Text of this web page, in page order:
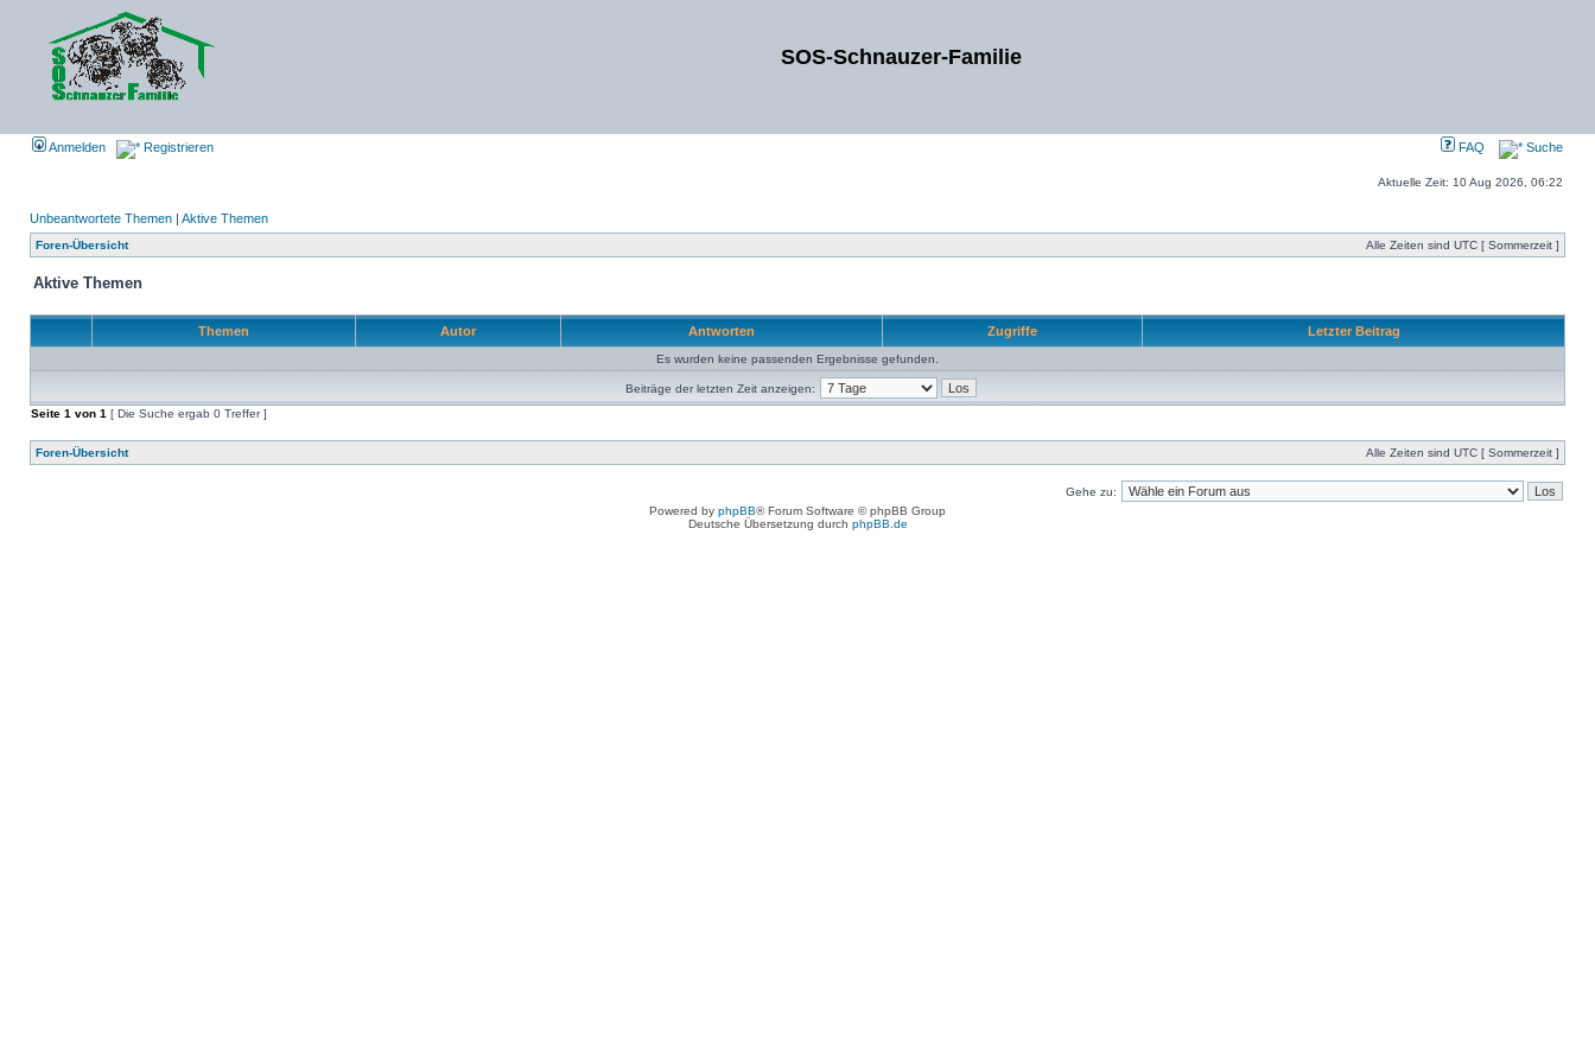
SOS-Schnauzer-Familie
Anmelden Registrieren FAQ Suche
Aktuelle Zeit: 10 Aug 2026, 06:22
Unbeantwortete Themen | Aktive Themen
Foren-Übersicht Alle Zeiten sind UTC [ Sommerzeit ]
Aktive Themen
Themen Autor Antworten Zugriffe Letzter Beitrag
Es wurden keine passenden Ergebnisse gefunden.
Beiträge der letzten Zeit anzeigen:
Seite 1 von 1 [ Die Suche ergab 0 Treffer ]
Foren-Übersicht Alle Zeiten sind UTC [ Sommerzeit ]
Gehe zu:
Powered by phpBB® Forum Software © phpBB Group
Deutsche Übersetzung durch phpBB.de